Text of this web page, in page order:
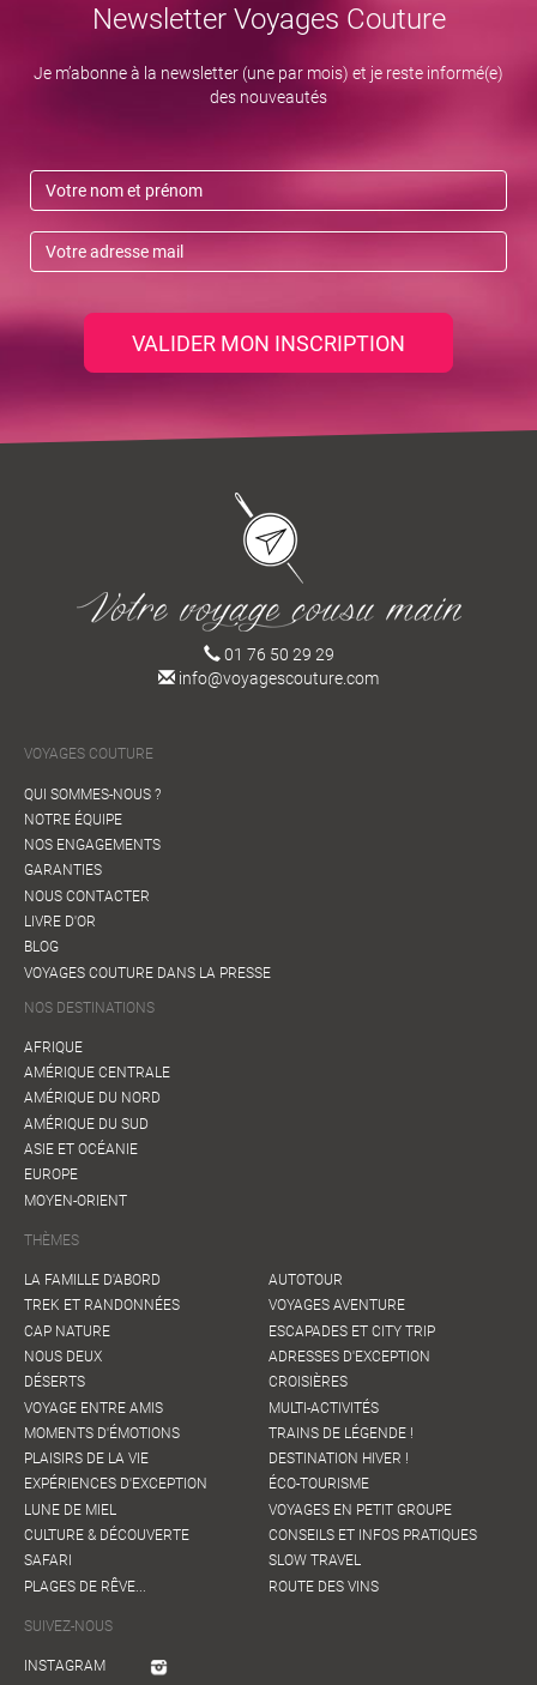
Newsletter Voyages Couture
Je m’abonne à la newsletter (une par mois) et je reste informé(e)
des nouveautés
VALIDER MON INSCRIPTION
01 76 50 29 29
info@voyagescouture.com
VOYAGES COUTURE
QUI SOMMES-NOUS ?
NOTRE ÉQUIPE
NOS ENGAGEMENTS
GARANTIES
NOUS CONTACTER
LIVRE D'OR
BLOG
VOYAGES COUTURE DANS LA PRESSE
NOS DESTINATIONS
AFRIQUE
AMÉRIQUE CENTRALE
AMÉRIQUE DU NORD
AMÉRIQUE DU SUD
ASIE ET OCÉANIE
EUROPE
MOYEN-ORIENT
THÈMES
LA FAMILLE D'ABORD
TREK ET RANDONNÉES
CAP NATURE
NOUS DEUX
DÉSERTS
VOYAGE ENTRE AMIS
MOMENTS D'ÉMOTIONS
PLAISIRS DE LA VIE
EXPÉRIENCES D'EXCEPTION
LUNE DE MIEL
CULTURE & DÉCOUVERTE
SAFARI
PLAGES DE RÊVE...
AUTOTOUR
VOYAGES AVENTURE
ESCAPADES ET CITY TRIP
ADRESSES D'EXCEPTION
CROISIÈRES
MULTI-ACTIVITÉS
TRAINS DE LÉGENDE !
DESTINATION HIVER !
ÉCO-TOURISME
VOYAGES EN PETIT GROUPE
CONSEILS ET INFOS PRATIQUES
SLOW TRAVEL
ROUTE DES VINS
SUIVEZ-NOUS
INSTAGRAM